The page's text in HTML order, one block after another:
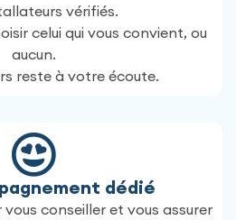
vérifiés.
celui qui vous convient, ou
aucun.
reste à votre écoute.
dédié
conseiller et vous assurer